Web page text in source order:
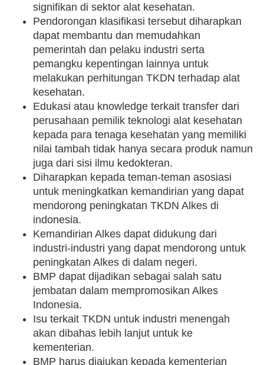
signifikan di sektor alat kesehatan.
Pendorongan klasifikasi tersebut diharapkan
dapat membantu dan memudahkan
pemerintah dan pelaku industri serta
pemangku kepentingan lainnya untuk
melakukan perhitungan TKDN terhadap alat
kesehatan.
Edukasi atau knowledge terkait transfer dari
perusahaan pemilik teknologi alat kesehatan
kepada para tenaga kesehatan yang memiliki
nilai tambah tidak hanya secara produk namun
juga dari sisi ilmu kedokteran.
Diharapkan kepada teman-teman asosiasi
untuk meningkatkan kemandirian yang dapat
mendorong peningkatan TKDN Alkes di
indonesia.
Kemandirian Alkes dapat didukung dari
industri-industri yang dapat mendorong untuk
peningkatan Alkes di dalam negeri.
BMP dapat dijadikan sebagai salah satu
jembatan dalam mempromosikan Alkes
Indonesia.
Isu terkait TKDN untuk industri menengah
akan dibahas lebih lanjut untuk ke
kementerian.
BMP harus diajukan kepada kementerian